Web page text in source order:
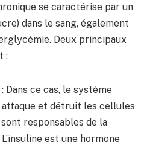
se caractérise par un
dans le sang, également
Deux principaux
:
: Dans ce cas, le système
et détruit les cellules
responsables de la
est une hormone